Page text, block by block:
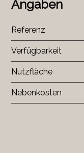
Angaben
Referenz
Verfügbarkeit
Nutzfläche
Nebenkosten